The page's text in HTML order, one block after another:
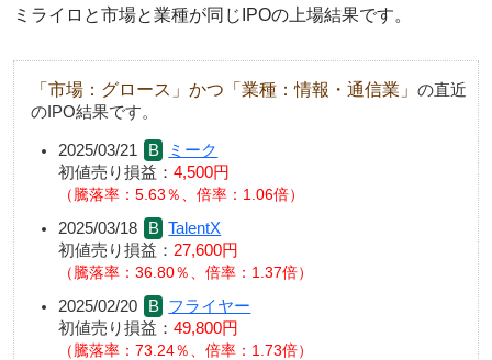
ミライロと市場と業種が同じIPOの上場結果です。
「市場：グロース」かつ「業種：情報・通信業」 の直近
のIPO結果です。
2025/03/21
ミーク
初値売り損益： 4,500円
騰落率：5.63％、倍率：1.06倍
2025/03/18
TalentX
初値売り損益： 27,600円
騰落率：36.80％、倍率：1.37倍
2025/02/20
フライヤー
初値売り損益： 49,800円
騰落率：73.24％、倍率：1.73倍